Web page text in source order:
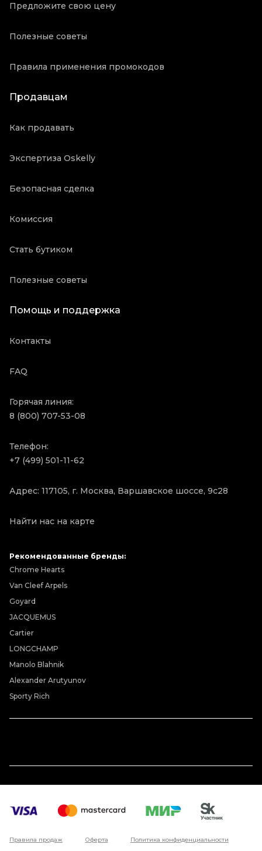
Предложите свою цену
Полезные советы
Правила применения промокодов
Продавцам
Как продавать
Экспертиза Oskelly
Безопасная сделка
Комиссия
Стать бутиком
Полезные советы
Помощь и поддержка
Контакты
FAQ
Горячая линия:
8 (800) 707-53-08
Телефон:
+7 (499) 501-11-62
Адрес: 117105, г. Москва, Варшавское шоссе, 9с28
Найти нас на карте
Рекомендованные бренды:
Chrome Hearts
Van Cleef Arpels
Goyard
JACQUEMUS
Cartier
LONGCHAMP
Manolo Blahnik
Alexander Arutyunov
Sporty Rich
Правила продаж Оферта Политика конфиденциальности